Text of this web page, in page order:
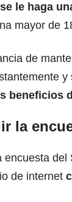
le haga
mayor de
de
beneficios
la
encuesta del
de internet